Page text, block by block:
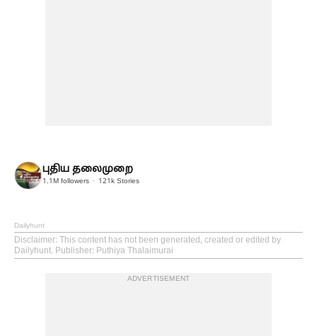
புதிய தலைமுறை
1.1M followers 121k Stories
Dailyhunt
Disclaimer: This content has not been generated, created or edited by
Dailyhunt. Publisher: Puthiya Thalaimurai
ADVERTISEMENT